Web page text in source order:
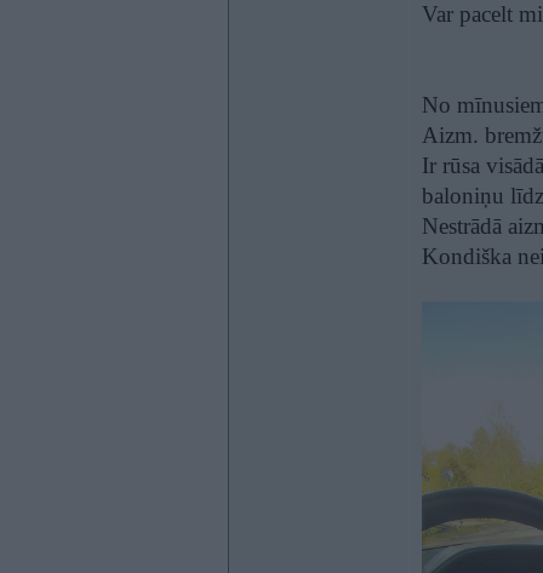
Var pacelt
No
Aizm.
Ir rūsa
baloniņu
Nestrādā
Kondiška